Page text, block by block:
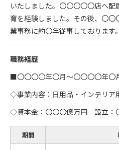
いたしました。〇〇〇〇〇店へ
育を経験しました。その後、〇
業事務に約〇年従事しております。
職務経歴
■〇〇〇〇年〇月～〇〇〇〇年〇
◇事業内容：日用品・インテリア
◇資本金：〇〇〇億万円 設立：
期間